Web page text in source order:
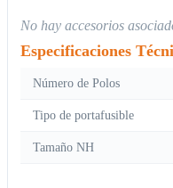
No hay accesorios
Especificaciones
Número de Polos
Tipo de portafusible
Tamaño NH